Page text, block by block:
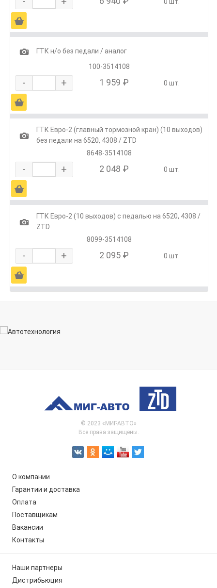
Ä
1
ГТК н/о без педали / аналог
100-3514108
- + 1 959 ₽ 0 шт.
Ä
1
ГТК Евро-2 (главный тормозной кран) (10 выходов)
без педали на 6520, 4308 / ZTD
8648-3514108
- + 2 048 ₽ 0 шт.
Ä
1
ГТК Евро-2 (10 выходов) с педалью на 6520, 4308 /
ZTD
8099-3514108
- + 2 095 ₽ 0 шт.
Ä
© 2023 «МИГ-АВТО»
Все права защищены.
О компании
Гарантии и доставка
Оплата
Поставщикам
Вакансии
Контакты
Наши партнеры
Дистрибьюция